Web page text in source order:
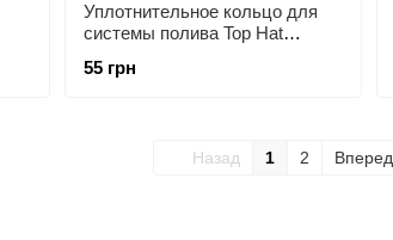
Уплотнительное кольцо для
системы полива Top Hat
55 грн
Назад 1 2 Вперед